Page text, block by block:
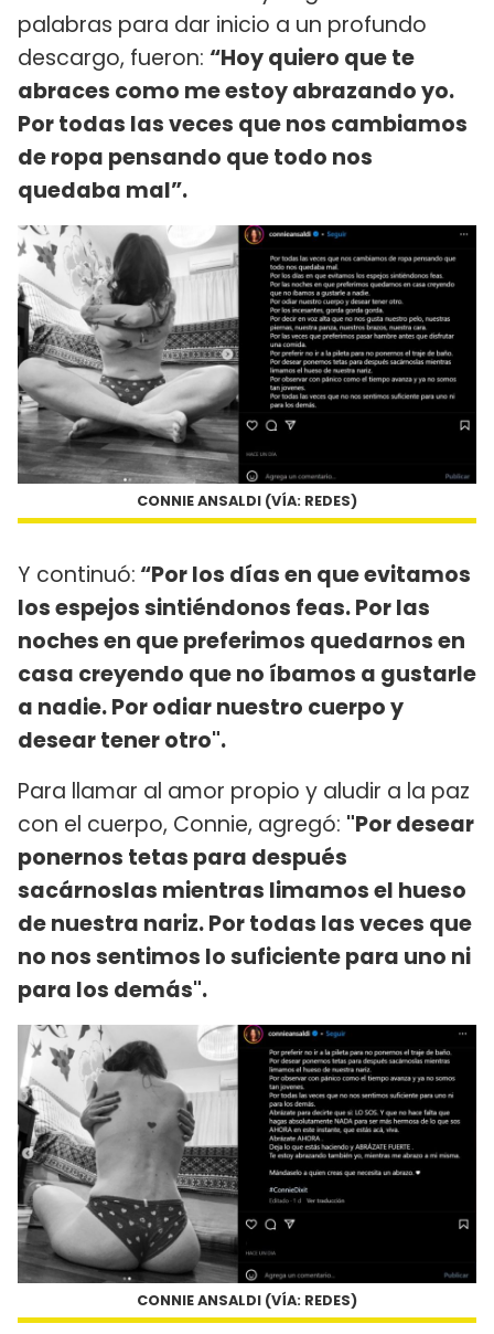
palabras para dar inicio a un profundo
descargo, fueron: “Hoy quiero que te
abraces como me estoy abrazando yo.
Por todas las veces que nos cambiamos
de ropa pensando que todo nos
quedaba mal”.
CONNIE ANSALDI (VÍA: REDES)
Y continuó: “Por los días en que evitamos
los espejos sintiéndonos feas. Por las
noches en que preferimos quedarnos en
casa creyendo que no íbamos a gustarle
a nadie. Por odiar nuestro cuerpo y
desear tener otro".
Para llamar al amor propio y aludir a la paz
con el cuerpo, Connie, agregó: "Por desear
ponernos tetas para después
sacárnoslas mientras limamos el hueso
de nuestra nariz. Por todas las veces que
no nos sentimos lo suficiente para uno ni
para los demás".
CONNIE ANSALDI (VÍA: REDES)